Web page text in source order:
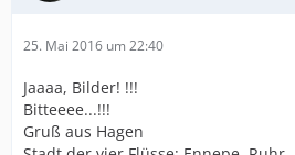
25. Mai 2016 um 22:40
Jaaaa, Bilder! !!!
Bitteeee...!!!
Gruß aus Hagen